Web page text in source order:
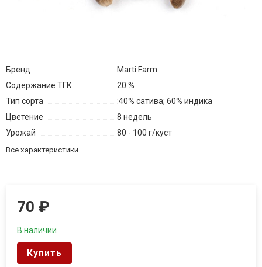
Бренд
Marti Farm
Содержание ТГК
20 %
Тип сорта
:40% сатива; 60% индика
Цветение
8 недель
Урожай
80 - 100 г/куст
Все характеристики
70₽
В наличии
Купить